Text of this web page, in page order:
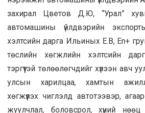
захирал Цветов Д.Ю, “Урал”
автомашины үйлдвэрийн
хэлтсийн дарга Ильиных Е.В, En+
төслийн хөгжлийн хэлтсийн
тэргүүтэй төлөөлөгчдийг хүлээн авч
улсын харилцаа, хамтын
хөгжүүлэх чиглэлд автотээвэр,
жуулчлал, боловсрол, хүний нөөц